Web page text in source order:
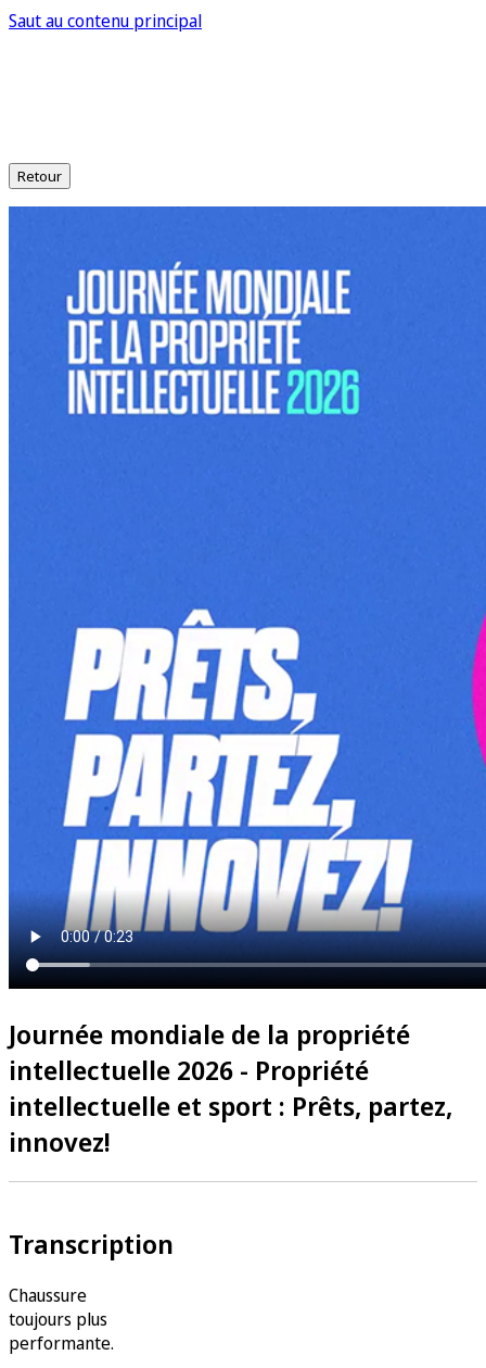
Saut au contenu principal
Retour
Journée mondiale de la propriété
intellectuelle 2026 - Propriété
intellectuelle et sport : Prêts, partez,
innovez!
Transcription
Chaussure
toujours plus
performante.